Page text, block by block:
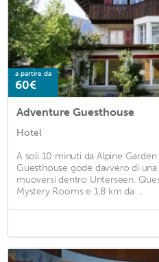
a partire da
60€
Adventure Guesthouse
Hotel
A soli 10 minuti da Alpine
Guesthouse gode davvero di
muoversi dentro Unterseen.
Mystery Rooms e 1,8 km da ...